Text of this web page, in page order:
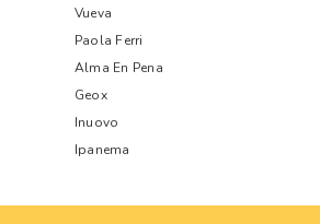
Vueva
Paola Ferri
Alma En Pena
Geox
Inuovo
Ipanema